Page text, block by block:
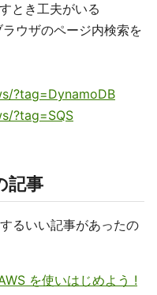
とき工夫がいる
ウザのページ内検索を
?tag=DynamoDB
?tag=SQS
記事
るいい記事があったの
を使いはじめよう !